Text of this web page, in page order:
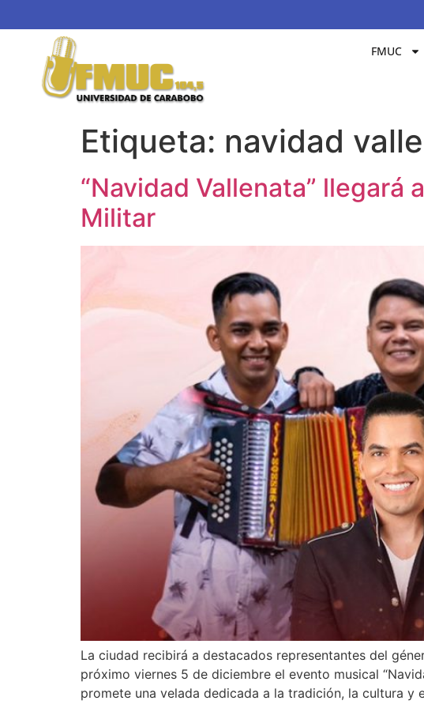
FMUC
Etiqueta: navidad
“Navidad Vallenata” llegará
Militar
La ciudad recibirá a destacados representantes del
próximo viernes 5 de diciembre el evento musical
promete una velada dedicada a la tradición, la cultura y